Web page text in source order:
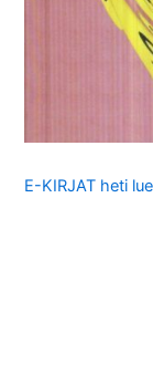
E-KIRJAT heti